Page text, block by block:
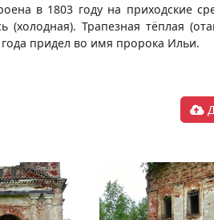
в 1803 году на приходские
(холодная). Трапезная тёплая
придел во имя пророка Ильи.